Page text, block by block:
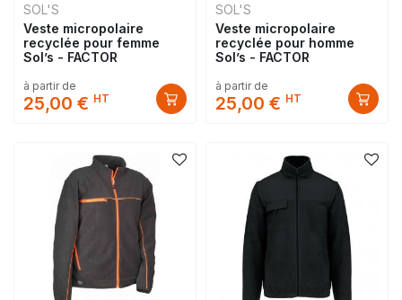
SOL'S
Veste micropolaire
recyclée pour femme
Sol’s - FACTOR
à partir de
25,00 € HT
SOL'S
Veste micropolaire
recyclée pour homme
Sol’s - FACTOR
à partir de
25,00 € HT